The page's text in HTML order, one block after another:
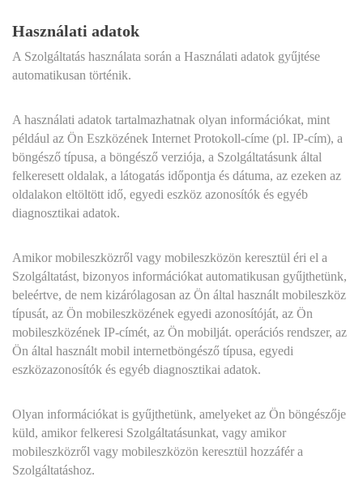
Használati adatok
A Szolgáltatás használata során a Használati adatok gyűjtése
automatikusan történik.
A használati adatok tartalmazhatnak olyan információkat, mint
például az Ön Eszközének Internet Protokoll-címe (pl. IP-cím), a
böngésző típusa, a böngésző verziója, a Szolgáltatásunk által
felkeresett oldalak, a látogatás időpontja és dátuma, az ezeken az
oldalakon eltöltött idő, egyedi eszköz azonosítók és egyéb
diagnosztikai adatok.
Amikor mobileszközről vagy mobileszközön keresztül éri el a
Szolgáltatást, bizonyos információkat automatikusan gyűjthetünk,
beleértve, de nem kizárólagosan az Ön által használt mobileszköz
típusát, az Ön mobileszközének egyedi azonosítóját, az Ön
mobileszközének IP-címét, az Ön mobilját. operációs rendszer, az
Ön által használt mobil internetböngésző típusa, egyedi
eszközazonosítók és egyéb diagnosztikai adatok.
Olyan információkat is gyűjthetünk, amelyeket az Ön böngészője
küld, amikor felkeresi Szolgáltatásunkat, vagy amikor
mobileszközről vagy mobileszközön keresztül hozzáfér a
Szolgáltatáshoz.